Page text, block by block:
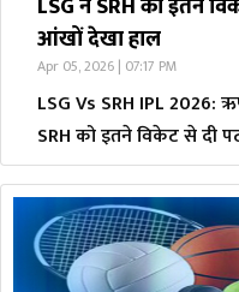
LSG ने SRH को इतने
आंखों देखा हाल
Apr 05, 2026 | 07:17 PM
LSG Vs SRH IPL 2026:
SRH को इतने विकेट से दी